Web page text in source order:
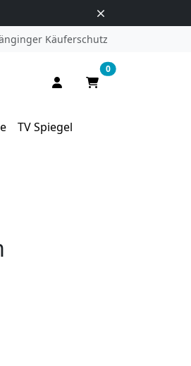
Käuferschutz
Anmelden / Registrieren
Warenkorb
0
TV Spiegel